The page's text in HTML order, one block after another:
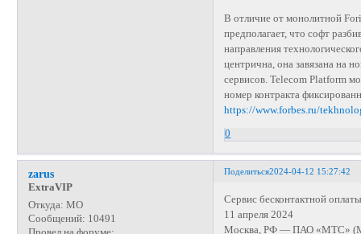
В отличие от монолитной
предполагает, что софт
направления
центрична, она завязана на
сервисов. Telecom Platform
номер контракта
https://www.forbes.ru/
0
Поделиться2024-04-12 15:27:42
zarus
ExtraVIP
Откуда: МО
Сообщений: 10491
Сервис бесконтактной
11 апреля 2024
Москва, РФ — ПАО «МТС»